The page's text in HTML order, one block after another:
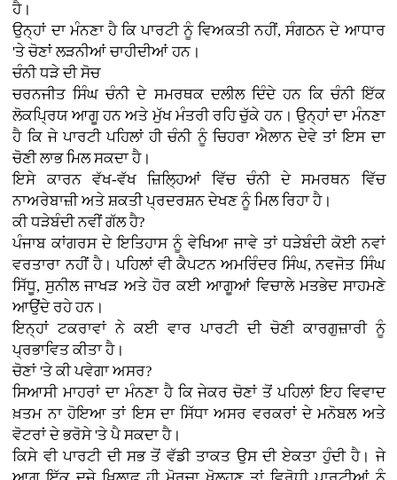
ਹੈ।
ਉਨ੍ਹਾਂ ਦਾ ਮੰਨਣਾ ਹੈ ਕਿ ਪਾਰਟੀ ਨੂੰ ਵਿਅਕਤੀ ਨਹੀਂ, ਸੰਗਠਨ ਦੇ ਆਧਾਰ
'ਤੇ ਚੋਣਾਂ ਲੜਨੀਆਂ ਚਾਹੀਦੀਆਂ ਹਨ।
ਚੰਨੀ ਧੜੇ ਦੀ ਸੋਚ
ਚਰਨਜੀਤ ਸਿੰਘ ਚੰਨੀ ਦੇ ਸਮਰਥਕ ਦਲੀਲ ਦਿੰਦੇ ਹਨ ਕਿ ਚੰਨੀ ਇੱਕ
ਲੋਕਪ੍ਰਿਯ ਆਗੂ ਹਨ ਅਤੇ ਮੁੱਖ ਮੰਤਰੀ ਰਹਿ ਚੁੱਕੇ ਹਨ। ਉਨ੍ਹਾਂ ਦਾ ਮੰਨਣਾ
ਹੈ ਕਿ ਜੇ ਪਾਰਟੀ ਪਹਿਲਾਂ ਹੀ ਚੰਨੀ ਨੂੰ ਚਿਹਰਾ ਐਲਾਨ ਦੇਵੇ ਤਾਂ ਇਸ ਦਾ
ਚੋਣੀ ਲਾਭ ਮਿਲ ਸਕਦਾ ਹੈ।
ਇਸੇ ਕਾਰਨ ਵੱਖ-ਵੱਖ ਜ਼ਿਲ੍ਹਿਆਂ ਵਿੱਚ ਚੰਨੀ ਦੇ ਸਮਰਥਨ ਵਿੱਚ
ਨਾਅਰੇਬਾਜ਼ੀ ਅਤੇ ਸ਼ਕਤੀ ਪ੍ਰਦਰਸ਼ਨ ਦੇਖਣ ਨੂੰ ਮਿਲ ਰਿਹਾ ਹੈ।
ਕੀ ਧੜੇਬੰਦੀ ਨਵੀਂ ਗੱਲ ਹੈ?
ਪੰਜਾਬ ਕਾਂਗਰਸ ਦੇ ਇਤਿਹਾਸ ਨੂੰ ਵੇਖਿਆ ਜਾਵੇ ਤਾਂ ਧੜੇਬੰਦੀ ਕੋਈ ਨਵਾਂ
ਵਰਤਾਰਾ ਨਹੀਂ ਹੈ। ਪਹਿਲਾਂ ਵੀ ਕੈਪਟਨ ਅਮਰਿੰਦਰ ਸਿੰਘ, ਨਵਜੋਤ ਸਿੰਘ
ਸਿੱਧੂ, ਸੁਨੀਲ ਜਾਖੜ ਅਤੇ ਹੋਰ ਕਈ ਆਗੂਆਂ ਵਿਚਾਲੇ ਮਤਭੇਦ ਸਾਹਮਣੇ
ਆਉਂਦੇ ਰਹੇ ਹਨ।
ਇਨ੍ਹਾਂ ਟਕਰਾਵਾਂ ਨੇ ਕਈ ਵਾਰ ਪਾਰਟੀ ਦੀ ਚੋਣੀ ਕਾਰਗੁਜ਼ਾਰੀ ਨੂੰ
ਪ੍ਰਭਾਵਿਤ ਕੀਤਾ ਹੈ।
ਚੋਣਾਂ 'ਤੇ ਕੀ ਪਵੇਗਾ ਅਸਰ?
ਸਿਆਸੀ ਮਾਹਰਾਂ ਦਾ ਮੰਨਣਾ ਹੈ ਕਿ ਜੇਕਰ ਚੋਣਾਂ ਤੋਂ ਪਹਿਲਾਂ ਇਹ ਵਿਵਾਦ
ਖ਼ਤਮ ਨਾ ਹੋਇਆ ਤਾਂ ਇਸ ਦਾ ਸਿੱਧਾ ਅਸਰ ਵਰਕਰਾਂ ਦੇ ਮਨੋਬਲ ਅਤੇ
ਵੋਟਰਾਂ ਦੇ ਭਰੋਸੇ 'ਤੇ ਪੈ ਸਕਦਾ ਹੈ।
ਕਿਸੇ ਵੀ ਪਾਰਟੀ ਦੀ ਸਭ ਤੋਂ ਵੱਡੀ ਤਾਕਤ ਉਸ ਦੀ ਏਕਤਾ ਹੁੰਦੀ ਹੈ। ਜੇ